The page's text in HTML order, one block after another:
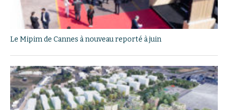
Le Mipim de Cannes à nouveau reporté à juin